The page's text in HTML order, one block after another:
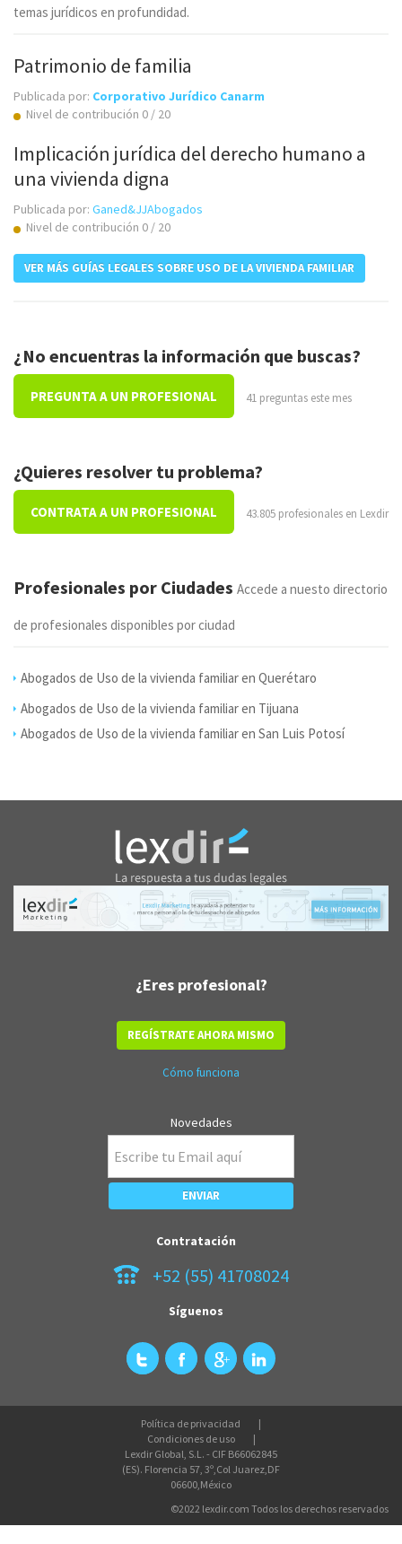
temas jurídicos en profundidad.
Patrimonio de familia
Publicada por: Corporativo Jurídico Canarm
Nivel de contribución 0 / 20
Implicación jurídica del derecho humano a
una vivienda digna
Publicada por: Ganed&JJAbogados
Nivel de contribución 0 / 20
VER MÁS GUÍAS LEGALES SOBRE USO DE LA VIVIENDA FAMILIAR
¿No encuentras la información que buscas?
PREGUNTA A UN PROFESIONAL 41 preguntas este mes
¿Quieres resolver tu problema?
CONTRATA A UN PROFESIONAL 43.805 profesionales en Lexdir
Profesionales por Ciudades Accede a nuesto directorio
de profesionales disponibles por ciudad
Abogados de Uso de la vivienda familiar en Querétaro
Abogados de Uso de la vivienda familiar en Tijuana
Abogados de Uso de la vivienda familiar en San Luis Potosí
¿Eres profesional?
REGÍSTRATE AHORA MISMO
Cómo funciona
Novedades
Contratación
+52 (55) 41708024
Síguenos
Política de privacidad
Condiciones de uso
Lexdir Global, S.L. - CIF B66062845
(ES). Florencia 57, 3º,Col Juarez,DF
06600,México
©2022 lexdir.com Todos los derechos reservados